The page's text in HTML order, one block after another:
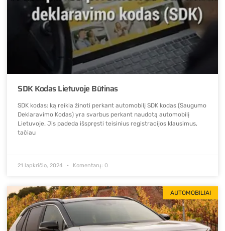
SDK Kodas Lietuvoje Būtinas
SDK kodas: ką reikia žinoti perkant automobilį SDK kodas (Saugumo
Deklaravimo Kodas) yra svarbus perkant naudotą automobilį
Lietuvoje. Jis padeda išspręsti teisinius registracijos klausimus,
tačiau
21 lapkričio, 2024 Komentarų: 0
AUTOMOBILIAI